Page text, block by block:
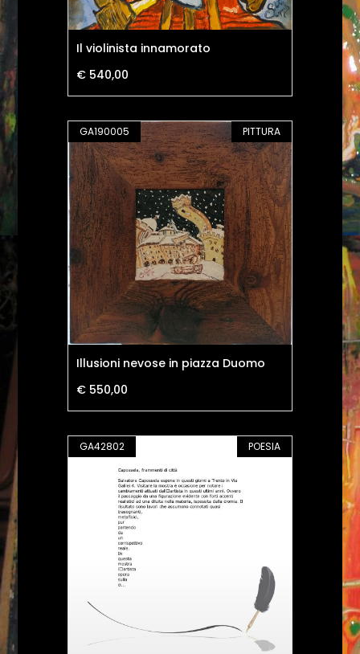
Il violinista innamorato
€ 540,00
GA190005 PITTURA
Illusioni nevose in piazza Duomo
€ 550,00
GA42802 POESIA